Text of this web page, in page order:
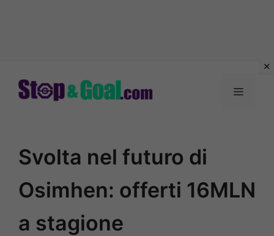
Menu
Svolta nel futuro di
Osimhen: offerti 16MLN
a stagione